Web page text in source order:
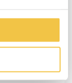
Electric -